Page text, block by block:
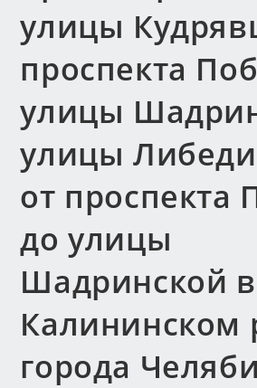
улицы
проспекта
улицы
улицы
от проспекта
до улицы
Шадринской в
Калининском
города